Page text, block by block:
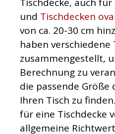
und Tischdecken
von ca. 20-30 cm
haben
zusammengestellt,
Berechnung zu
die passende Größe
Ihren Tisch zu
für eine Tischdecke
allgemeine